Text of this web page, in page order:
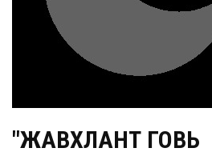
"ЖАВХЛАНТ ГОВЬ